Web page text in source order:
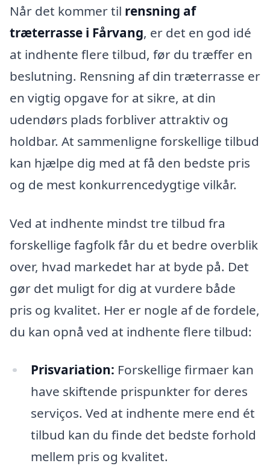
Når det kommer til rensning af
træterrasse i Fårvang, er det en god idé
at indhente flere tilbud, før du træffer en
beslutning. Rensning af din træterrasse er
en vigtig opgave for at sikre, at din
udendørs plads forbliver attraktiv og
holdbar. At sammenligne forskellige tilbud
kan hjælpe dig med at få den bedste pris
og de mest konkurrencedygtige vilkår.
Ved at indhente mindst tre tilbud fra
forskellige fagfolk får du et bedre overblik
over, hvad markedet har at byde på. Det
gør det muligt for dig at vurdere både
pris og kvalitet. Her er nogle af de fordele,
du kan opnå ved at indhente flere tilbud:
Prisvariation: Forskellige firmaer kan
have skiftende prispunkter for deres
serviços. Ved at indhente mere end ét
tilbud kan du finde det bedste forhold
mellem pris og kvalitet.